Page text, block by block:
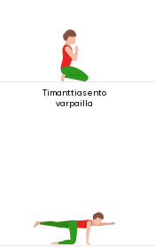
Timanttiasento
varpailla